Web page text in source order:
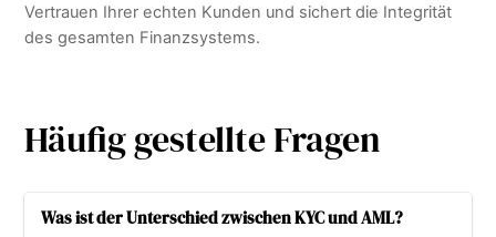
Vertrauen Ihrer echten Kunden und sichert die Integrität
des gesamten Finanzsystems.
Häufig gestellte Fragen
Was ist der Unterschied zwischen KYC und AML?